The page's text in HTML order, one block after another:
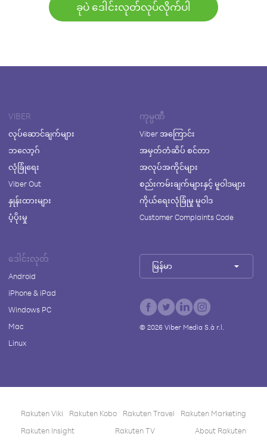
ခုပဲ ဒေါင်းလုတ်လုပ်လိုက်ပါ
VIBER
လုပ်ဆောင်ချက်များ
ဘလော့ဂ်
လုံခြုံရေး
Viber Out
နှုန်းထားများ
ပံ့ပိုးမှု
ကုမ္ပဏီ
Viber အကြောင်း
အမှတ်တံဆိပ် စင်တာ
အလုပ်အကိုင်များ
စည်းကမ်းချက်များနှင့် မူဝါဒများ
ကိုယ်ရေးလုံခြုံမှု မူဝါဒ
Customer Complaints Code
ဒေါင်းလုတ်
Android
iPhone & iPad
Windows PC
Mac
Linux
မြန်မာ
© 2026Viber Media S.à r.l.
Rakuten Viki Rakuten Kobo Rakuten Travel
Rakuten Marketing
Rakuten Insight
Rakuten TV About Rakuten